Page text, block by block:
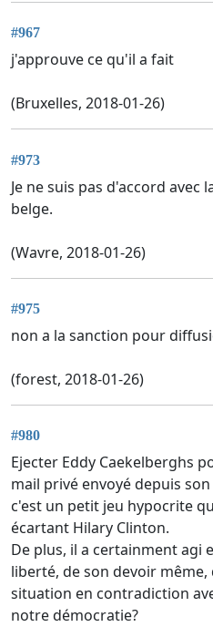
#967
j'approuve ce qu'il a fait
(Bruxelles, 2018-01-26)
#973
Je ne suis pas d'accord
belge.
(Wavre, 2018-01-26)
#975
non a la sanction pour
(forest, 2018-01-26)
#980
Ejecter Eddy Caekelberghs
mail privé envoyé depuis son
c'est un petit jeu hypocrite
écartant Hilary Clinton.
De plus, il a certainment agi
liberté, de son devoir
situation en contradiction
notre démocratie?